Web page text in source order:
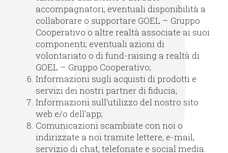
accompagnatori; eventuali disponibilità a
collaborare o supportare GOEL – Gruppo
Cooperativo o altre realtà associate ai suoi
componenti; eventuali azioni di
volontariato o di fund-raising a realtà di
GOEL – Gruppo Cooperativo;
Informazioni sugli acquisti di prodotti e
servizi dei nostri partner di fiducia;
Informazioni sull'utilizzo del nostro sito
web e/o dell'app;
Comunicazioni scambiate con noi o
indirizzate a noi tramite lettere, e-mail,
servizio di chat, telefonate e social media.